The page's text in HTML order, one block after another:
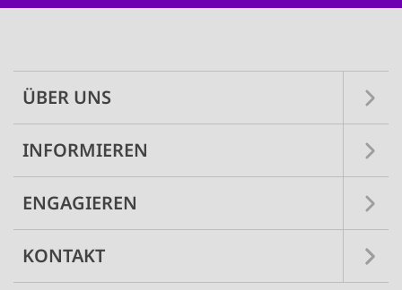
ÜBER UNS
INFORMIEREN
ENGAGIEREN
KONTAKT